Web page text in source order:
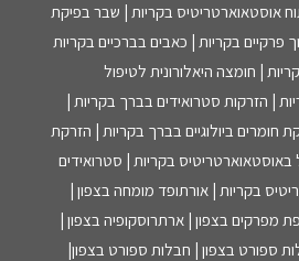
אוסטאוארטריטיס בקריות | שבר בפיקת
פרקיים בקריות | כאבים בברכיים בקריות
| חומצה היאלורונית לטיפול
| הזרקות סטרואידים בברך בקריות |
חומרים ביולוגיים בברך בקריות | הזרקת
באוסטאוארטריטיס בקריות | סטרואידים
בקריות | אורתופד מומחה בצפון |
מפרקים בצפון | ארתרוסקופיה בצפון |
ספורט בצפון | חבלות ספורט בצפון|